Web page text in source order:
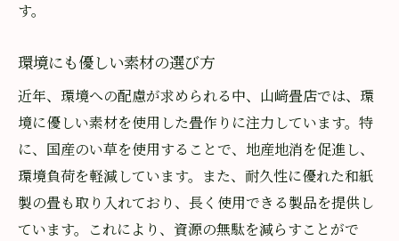
す。
環境にも優しい素材の選び方
近年、環境への配慮が求められる中、山﨑畳店では、環
境に優しい素材を使用した畳作りに注力しています。特
に、国産のい草を使用することで、地産地消を促進し、
環境負荷を軽減しています。また、耐久性に優れた和紙
製の畳も取り入れており、長く使用できる製品を提供し
ています。これにより、資源の無駄を減らすことがで